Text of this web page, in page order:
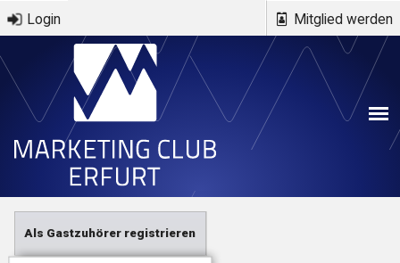
Direkt zum Inhalt
Login Mitglied werden
Haupt-Reiter
Als Gastzuhörer registrieren